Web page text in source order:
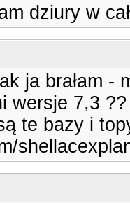
dziury w
ja brałam -
wersje 7,3
te bazy i